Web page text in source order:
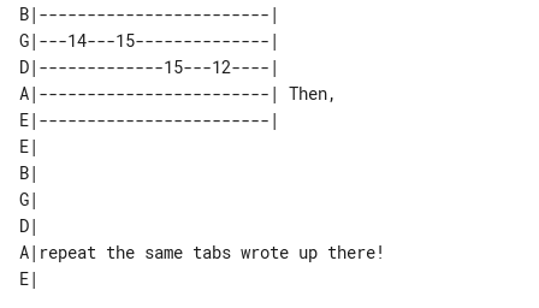
B|------------------------|
G|---14---15--------------|
D|-------------15---12----|
A|------------------------| Then,
E|------------------------|
E|
B|
G|
D|
A|repeat the same tabs wrote up there!